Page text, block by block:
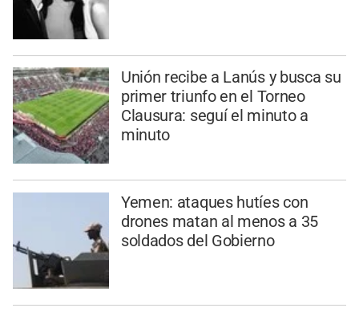
Unión recibe a Lanús y busca su
primer triunfo en el Torneo
Clausura: seguí el minuto a
minuto
Yemen: ataques hutíes con
drones matan al menos a 35
soldados del Gobierno